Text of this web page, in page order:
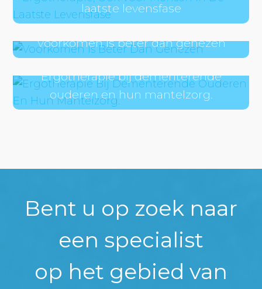
laatste levensfase
Voorkomen is beter dan genezen
Ergotherapie bij dementerende
ouderen en hun mantelzorg.
Bent u op zoek naar
een specialist
op het gebied van